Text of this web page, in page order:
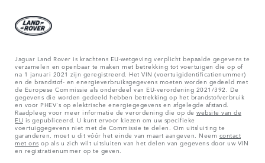
Jaguar Land Rover is krachtens EU-wetgeving verplicht bepaalde gegevens te
verzamelen en openbaar te maken met betrekking tot voertuigen die op of
na 1 januari 2021 zijn geregistreerd. Het VIN (voertuigidentificatienummer)
en de brandstof- en energieverbruiksgegevens moeten worden gedeeld met
de Europese Commissie als onderdeel van EU-verordening 2021/392. De
gegevens die worden gedeeld hebben betrekking op het brandstofverbruik
en voor PHEV's op elektrische energiegegevens en afgelegde afstand.
Raadpleeg voor meer informatie de verordening die op dewebsite van de
EU is gepubliceerd. U kunt ervoor kiezen om uw specifieke
voertuiggegevens niet met de Commissie te delen. Om uitsluiting te
garanderen, moet u dit vóór het einde van maart aangeven. Neem contact
met ons op als u zich wilt uitsluiten van het delen van gegevens door uw VIN
en registratienummer op te geven.